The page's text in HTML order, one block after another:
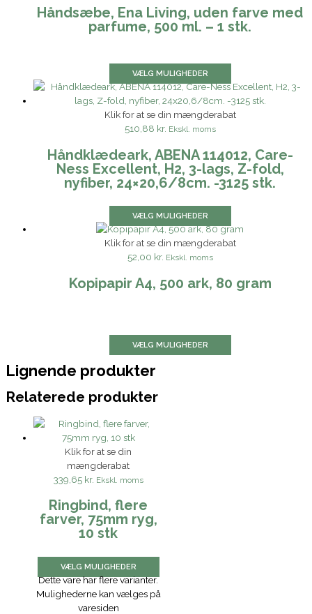
Håndsæbe, Ena Living, uden farve med
parfume, 500 ml. – 1 stk.
VÆLG MULIGHEDER
Klik for at se din mængderabat
510,88 kr. Ekskl. moms
Håndklædeark, ABENA 114012, Care-
Ness Excellent, H2, 3-lags, Z-fold,
nyfiber, 24×20,6/8cm. -3125 stk.
VÆLG MULIGHEDER
Klik for at se din mængderabat
52,00 kr. Ekskl. moms
Kopipapir A4, 500 ark, 80 gram
VÆLG MULIGHEDER
Lignende produkter
Relaterede produkter
Klik for at se din
mængderabat
339,65 kr. Ekskl. moms
Ringbind, flere
farver, 75mm ryg,
10 stk
VÆLG MULIGHEDER
Dette vare har flere varianter.
Mulighederne kan vælges på
varesiden